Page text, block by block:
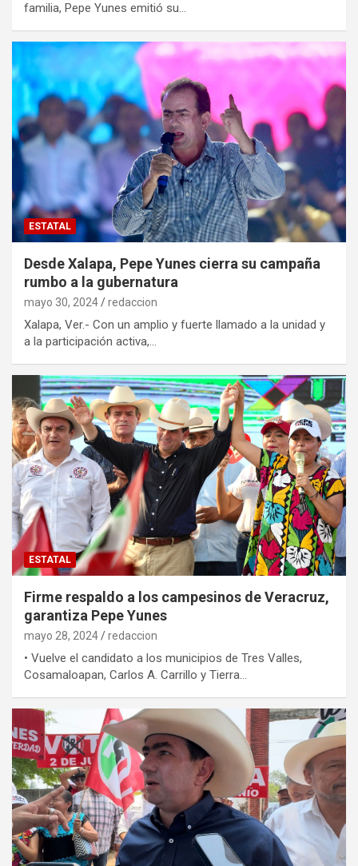
familia, Pepe Yunes emitió su…
ESTATAL
Desde Xalapa, Pepe Yunes cierra su campaña
rumbo a la gubernatura
mayo 30, 2024 redaccion
Xalapa, Ver.- Con un amplio y fuerte llamado a la unidad y
a la participación activa,…
ESTATAL
Firme respaldo a los campesinos de Veracruz,
garantiza Pepe Yunes
mayo 28, 2024 redaccion
• Vuelve el candidato a los municipios de Tres Valles,
Cosamaloapan, Carlos A. Carrillo y Tierra…